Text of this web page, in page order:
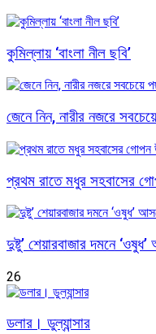
কুমিল্লায় ‘বাংলা নীল ছবি’
জেনে নিন, নারীর নজরে
প্রথম রাতে মধুর সহবাসের
দুষ্টু’ শেয়ারবাজার দমনে
26
ডলার। ডুল্যান্সার